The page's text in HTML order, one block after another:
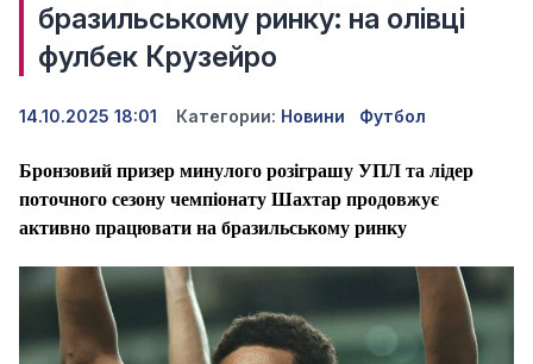
бразильському ринку: на олівці
фулбек Крузейро
14.10.2025 18:01 Категории: Новини Футбол
Бронзовий призер минулого розіграшу УПЛ та лідер
поточного сезону чемпіонату Шахтар продовжує
активно працювати на бразильському ринку